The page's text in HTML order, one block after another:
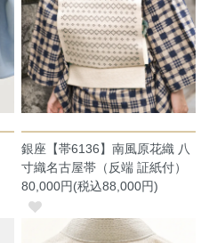
銀座【帯6136】南風原花織 八
寸織名古屋帯（反端 証紙付）
80,000円(税込88,000円)